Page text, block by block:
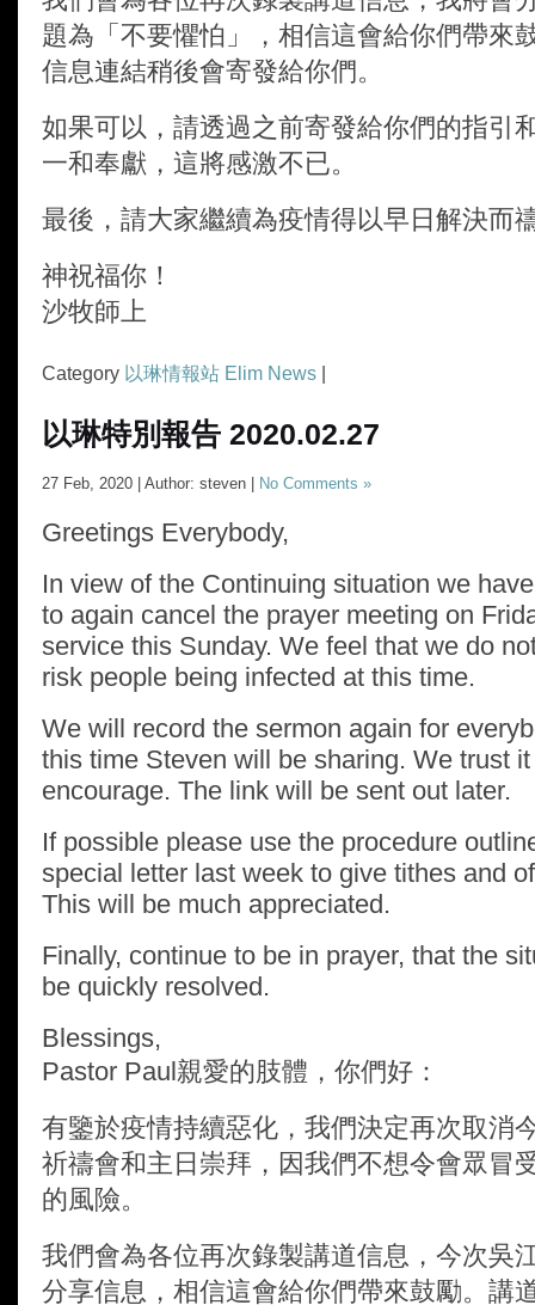
題為「不要懼怕」，相信這會給你們帶來
信息連結稍後會寄發給你們。
如果可以，請透過之前寄發給你們的指引
一和奉獻，這將感激不已。
最後，請大家繼續為疫情得以早日解決而
神祝福你！
沙牧師上
Category 以琳情報站 Elim News
以琳特別報告 2020.02.27
27 Feb, 2020 | Author: steven | No Comments »
Greetings Everybody,
In view of the Continuing situation we
to again cancel the prayer meeting on
service this Sunday. We feel that we do
risk people being infected at this time.
We will record the sermon again for
this time Steven will be sharing. We trust
encourage. The link will be sent out later.
If possible please use the procedure
special letter last week to give tithes and
This will be much appreciated.
Finally, continue to be in prayer, that the
be quickly resolved.
Blessings,
Pastor Paul親愛的肢體，你們好：
有鑒於疫情持續惡化，我們決定再次取消
祈禱會和主日崇拜，因我們不想令會眾冒
的風險。
我們會為各位再次錄製講道信息，今次吳
分享信息，相信這會給你們帶來鼓勵。講